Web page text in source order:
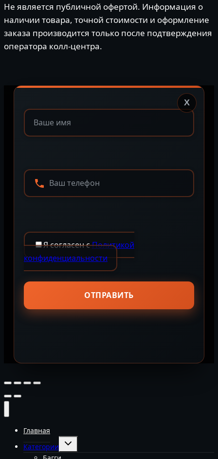
Не является публичной офертой. Информация о
наличии товара, точной стоимости и оформление
заказа производится только после подтверждения
оператора колл-центра.
Я согласен сПолитикой
конфиденциальности
X
Главная
Категории
Переключить